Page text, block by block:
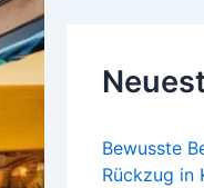
Bewusste
Rückzug in